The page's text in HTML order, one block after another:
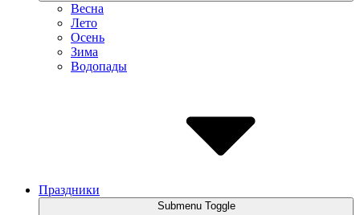
Весна
Лето
Осень
Зима
Водопады
Праздники
Submenu Toggle